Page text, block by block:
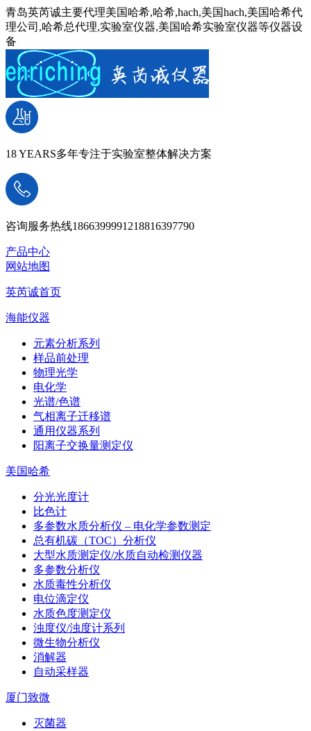
青岛英芮诚主要代理美国哈希,哈希,hach,美国hach,美国哈希代
理公司,哈希总代理,实验室仪器,美国哈希实验室仪器等仪器设
备
18 YEARS多年专注于实验室整体解决方案
咨询服务热线1866399991218816397790
产品中心
网站地图
英芮诚首页
海能仪器
元素分析系列
样品前处理
物理光学
电化学
光谱/色谱
气相离子迁移谱
通用仪器系列
阳离子交换量测定仪
美国哈希
分光光度计
比色计
多参数水质分析仪 – 电化学参数测定
总有机碳（TOC）分析仪
大型水质测定仪/水质自动检测仪器
多参数分析仪
水质毒性分析仪
电位滴定仪
水质色度测定仪
浊度仪/浊度计系列
微生物分析仪
消解器
自动采样器
厦门致微
灭菌器